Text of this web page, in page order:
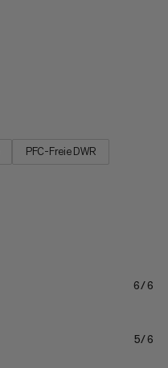
PFC-Freie DWR
6/6
5/6